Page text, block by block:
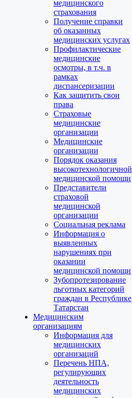
медицинского
страхования
Получение справки
об оказанных
медицинских услугах
Профилактические
медицинские
осмотры, в т.ч. в
рамках
диспансеризации
Как защитить свои
права
Страховые
медицинские
организации
Медицинские
организации
Порядок оказания
высокотехнологичной
медицинской помощи
Представители
страховой
медицинской
организации
Социальная реклама
Информация о
выявленных
нарушениях при
оказании
медицинской помощи
Зубопротезирование
льготных категорий
граждан в Республике
Татарстан
Медицинским
организациям
Информация для
медицинских
организаций
Перечень НПА,
регулирующих
деятельность
медицинских